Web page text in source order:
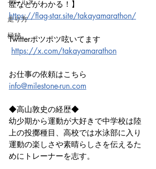
セールス
走り方
極秘
歴などがわかる！】
https://flag-star.site/takayamarathon/
Twitterポツポツ呟いてます
https://x.com/takayamarathon
お仕事の依頼はこちら
info@milestone-run.com
◆高山敦史の経歴◆
幼少期から運動が大好きで中学校は陸
上の投擲種目、高校では水泳部に入り
運動の楽しさや素晴らしさを伝えるた
めにトレーナーを志す。